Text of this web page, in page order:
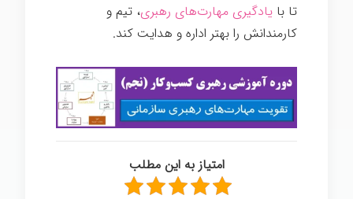
تا با یادگیری مهارت‌های رهبری، تیم و
کارمندانش را بهتر اداره و هدایت کند.
امتیاز به این مطلب